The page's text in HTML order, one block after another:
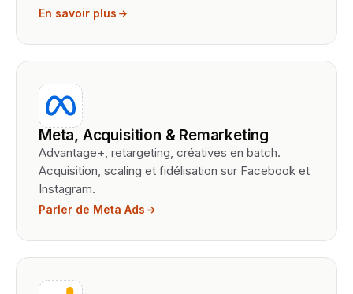
En savoir plus
Meta, Acquisition & Remarketing
Advantage+, retargeting, créatives en batch.
Acquisition, scaling et fidélisation sur Facebook et
Instagram.
Parler de Meta Ads